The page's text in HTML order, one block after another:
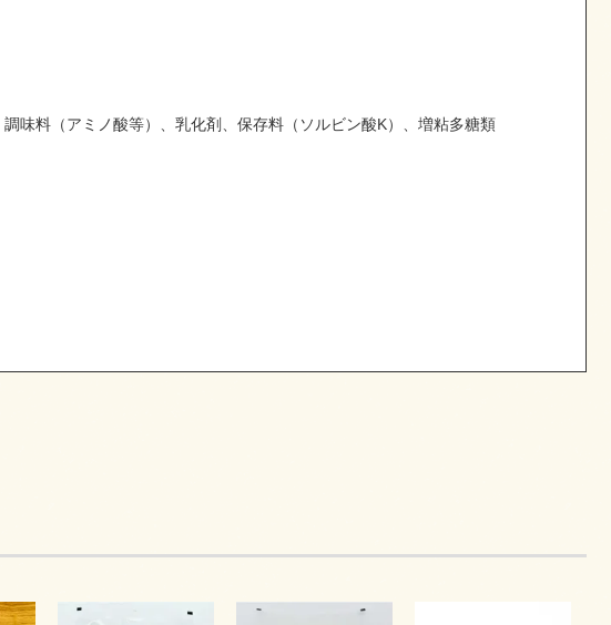
味料（アミノ酸等）、乳化剤、保存料（ソルビン酸K）、増粘多糖類